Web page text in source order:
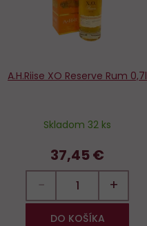
A.H.Riise XO Reserve Rum 0,7l
Skladom 32 ks
37,45 €
− +
DO KOŠÍKA